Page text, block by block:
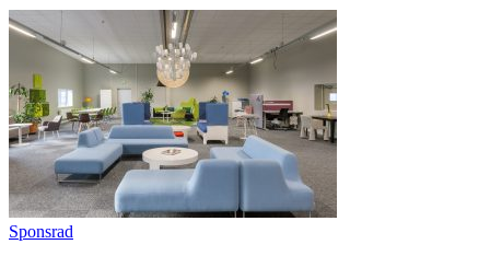
Sponsrad